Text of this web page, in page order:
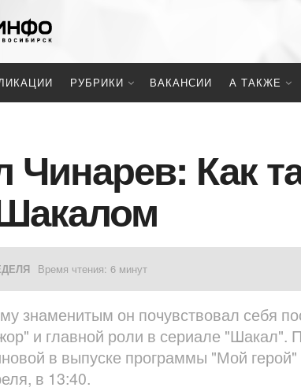
РУБРИКИ ВАКАНСИИ А ТАКЖЕ
Чинарев: Как
Время чтения: 6 минут
знаменитым он почувствовал себя
и главной роли в сериале "Шакал".
в выпуске программы "Мой
в 13:40.